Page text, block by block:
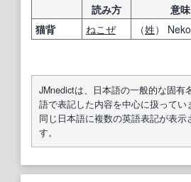
読み方 意味
猫背
ねこぜ （姓）
JMnedictは、日本語の一般的な固有
語で表記した内容を中心に扱ってい
同じ日本語に複数の英語表記が表示
す。